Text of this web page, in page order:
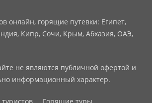
онлайн, горящие путевки: Египет,
Кипр, Сочи, Крым, Абхазия, ОАЭ,
не являются публичной офертой и
информационный характер.